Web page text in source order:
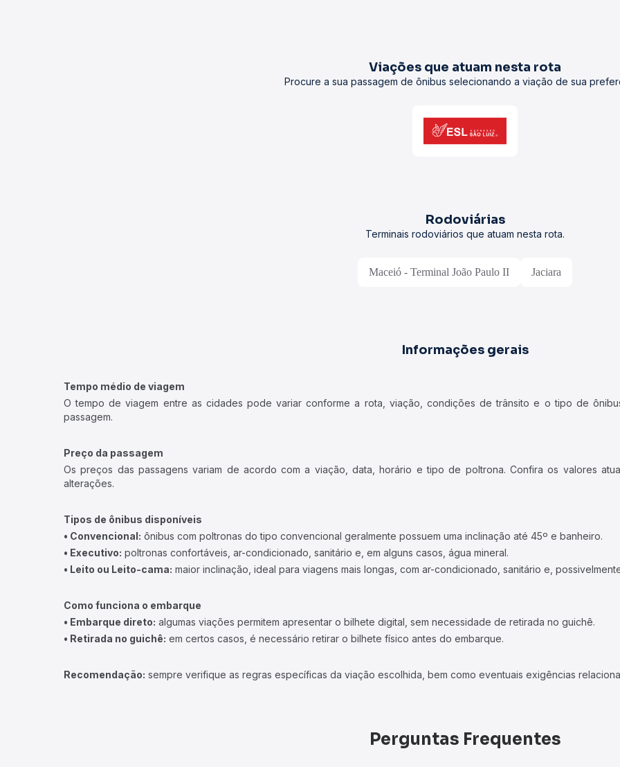
Viações que atuam nesta rota
Procure a sua passagem de ônibus selecionando a viação de sua
Rodoviárias
Terminais rodoviários que atuam nesta rota.
Maceió - Terminal João Paulo II Jaciara
Informações gerais
Tempo médio de viagem
O tempo de viagem entre as cidades pode variar conforme a rota, viação, condições de trânsito e o tipo de
passagem.
Preço da passagem
Os preços das passagens variam de acordo com a viação, data, horário e tipo de poltrona. Confira os valores
alterações.
Tipos de ônibus disponíveis
• Convencional: ônibus com poltronas do tipo convencional geralmente possuem uma inclinação até 45º e banheiro.
• Executivo: poltronas confortáveis, ar-condicionado, sanitário e, em alguns casos, água mineral.
• Leito ou Leito-cama: maior inclinação, ideal para viagens mais longas, com ar-condicionado, sanitário e,
Como funciona o embarque
• Embarque direto: algumas viações permitem apresentar o bilhete digital, sem necessidade de retirada no guichê.
• Retirada no guichê: em certos casos, é necessário retirar o bilhete físico antes do embarque.
Recomendação: sempre verifique as regras específicas da viação escolhida, bem como eventuais exigências
Perguntas Frequentes